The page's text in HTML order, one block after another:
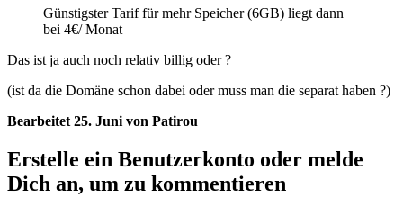
Günstigster Tarif für mehr Speicher (6GB) liegt dann
bei 4€/ Monat
Das ist ja auch noch relativ billig oder ?
(ist da die Domäne schon dabei oder muss man die separat haben ?)
Bearbeitet 25. Juni von Patirou
Erstelle ein Benutzerkonto oder melde
Dich an, um zu kommentieren